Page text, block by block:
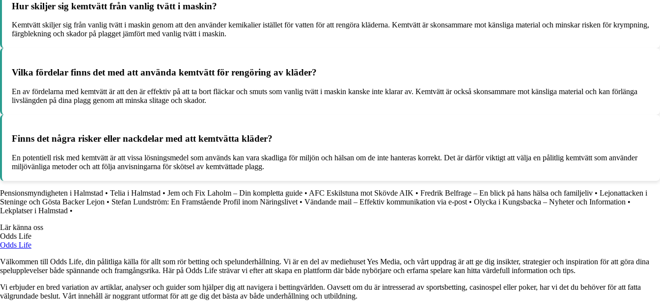
Hur skiljer sig kemtvätt från vanlig tvätt i maskin?
Kemtvätt skiljer sig från vanlig tvätt i maskin genom att den använder kemikalier istället för vatten för att rengöra kläderna. Kemtvätt är skonsammare mot känsliga material och minskar risken för krympning,
färgblekning och skador på plagget jämfört med vanlig tvätt i maskin.
Vilka fördelar finns det med att använda kemtvätt för rengöring av kläder?
En av fördelarna med kemtvätt är att den är effektiv på att ta bort fläckar och smuts som vanlig tvätt i maskin kanske inte klarar av. Kemtvätt är också skonsammare mot känsliga material och kan förlänga
livslängden på dina plagg genom att minska slitage och skador.
Finns det några risker eller nackdelar med att kemtvätta kläder?
En potentiell risk med kemtvätt är att vissa lösningsmedel som används kan vara skadliga för miljön och hälsan om de inte hanteras korrekt. Det är därför viktigt att välja en pålitlig kemtvätt som använder
miljövänliga metoder och att följa anvisningarna för skötsel av kemtvättade plagg.
Pensionsmyndigheten i Halmstad • Telia i Halmstad • Jem och Fix Laholm – Din kompletta guide • AFC Eskilstuna mot Skövde AIK • Fredrik Belfrage – En blick på hans hälsa och familjeliv • Lejonattacken i
Steninge och Gösta Backer Lejon • Stefan Lundström: En Framstående Profil inom Näringslivet • Vändande mail – Effektiv kommunikation via e-post • Olycka i Kungsbacka – Nyheter och Information •
Lekplatser i Halmstad •
Lär känna oss
Odds Life
Odds Life
Välkommen till Odds Life, din pålitliga källa för allt som rör betting och spelunderhållning. Vi är en del av mediehuset Yes Media, och vårt uppdrag är att ge dig insikter, strategier och inspiration för att göra dina
spelupplevelser både spännande och framgångsrika. Här på Odds Life strävar vi efter att skapa en plattform där både nybörjare och erfarna spelare kan hitta värdefull information och tips.
Vi erbjuder en bred variation av artiklar, analyser och guider som hjälper dig att navigera i bettingvärlden. Oavsett om du är intresserad av sportsbetting, casinospel eller poker, har vi det du behöver för att fatta
välgrundade beslut. Vårt innehåll är noggrant utformat för att ge dig det bästa av både underhållning och utbildning.